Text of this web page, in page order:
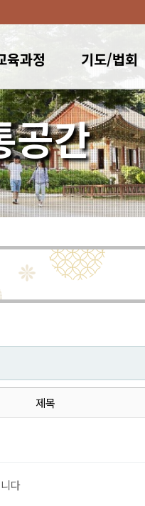
육과정 기도/법회
공간
제목
다